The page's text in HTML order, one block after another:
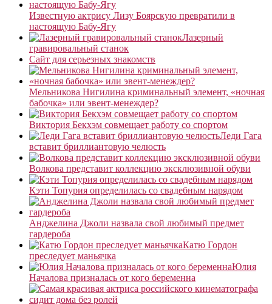
Известную актрису Лизу Боярскую превратили в
настоящую Бабу-Ягу
Лазерный
гравировальный станок
Сайт для серьезных знакомств
Мельникова Нигилина криминальный элемент, «ночная
бабочка» или эвент-менеждер?
Виктория Бекхэм совмещает работу со спортом
Леди Гага
вставит бриллиантовую челюсть
Волкова представит коллекцию эксклюзивной обуви
Кэти Топурия определилась со свадебным нарядом
Анджелина Джоли назвала свой любимый предмет
гардероба
Катю Гордон
преследует маньячка
Юлия
Началова призналась от кого беременна